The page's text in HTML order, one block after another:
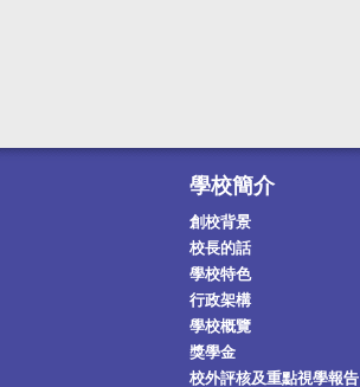
學校簡介
創校背景
校長的話
學校特色
行政架構
學校概覽
獎學金
校外評核及重點視學報告